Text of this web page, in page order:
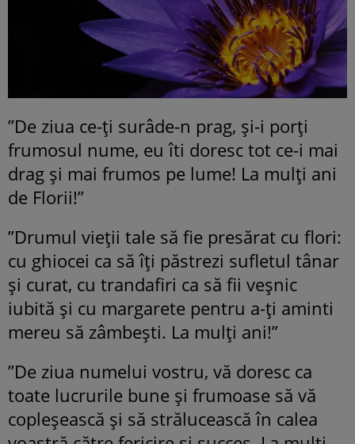
”De ziua ce-ți surâde-n prag, și-i porți
frumosul nume, eu îti doresc tot ce-i mai
drag și mai frumos pe lume! La mulți ani
de Florii!”
”Drumul vieții tale să fie presărat cu flori:
cu ghiocei ca să îți păstrezi sufletul tânar
și curat, cu trandafiri ca să fii veșnic
iubită și cu margarete pentru a-ți aminti
mereu să zâmbești. La mulți ani!”
”De ziua numelui vostru, vă doresc ca
toate lucrurile bune și frumoase să vă
copleșească și să strălucească în calea